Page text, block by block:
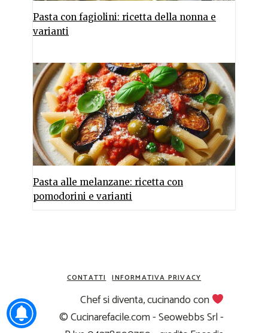
Pasta con fagiolini: ricetta della nonna e
varianti
Pasta alle melanzane: ricetta con
pomodorini e varianti
CONTATTI INFORMATIVA PRIVACY
Chef si diventa, cucinando con
© Cucinarefacile.com - Seowebbs Srl -